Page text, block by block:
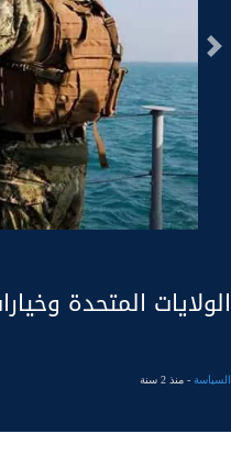
السابق
الولايات المتحدة
السياسة- منذ 2 سنة